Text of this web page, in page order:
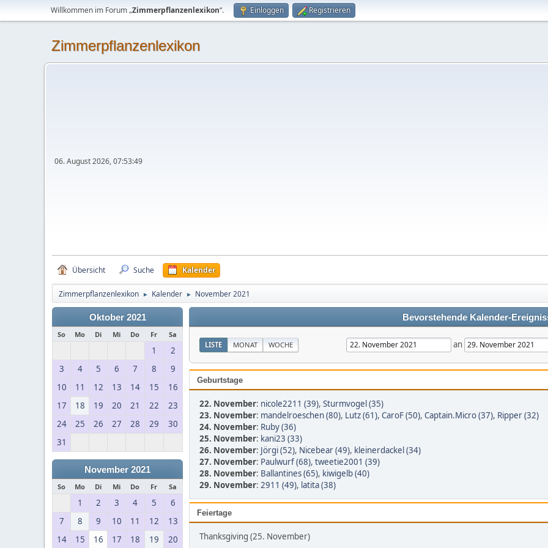
Willkommen im Forum „Zimmerpflanzenlexikon“. Einloggen Registrieren
Zimmerpflanzenlexikon
06. August 2026, 07:53:49
Übersicht Suche Kalender
Zimmerpflanzenlexikon ► Kalender ► November 2021
Oktober 2021
So Mo Di Mi Do Fr Sa
1
2
3
4 5 6 7 8
9
10
11 12 13 14 15
16
17
18 19 20 21 22
23
24
25 26 27 28 29
30
31
November 2021
So Mo Di Mi Do Fr Sa
1 2 3 4 5
6
7
8 9 10 11 12
13
14
15 16 17 18 19 20
Bevorstehende Kalender-
LISTE MONAT WOCHE an
Geburtstage
22. November: nicole2211 (39), Sturmvogel (35)
23. November: mandelroeschen (80), Lutz (61), CaroF (50), Captain.Micro (37), Ripper (32)
24. November: Ruby (36)
25. November: kani23 (33)
26. November: Jörgi (52), Nicebear (49), kleinerdackel (34)
27. November: Paulwurf (68), tweetie2001 (39)
28. November: Ballantines (65), kiwigelb (40)
29. November: 2911 (49), latita (38)
Feiertage
Thanksgiving (25. November)